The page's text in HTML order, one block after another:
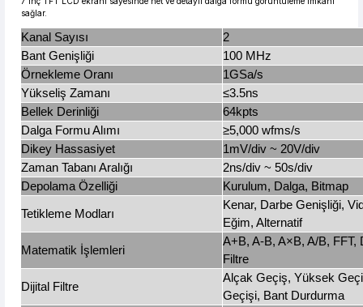
sağlar.
Kanal Sayısı
2
Bant Genişliği
100 MHz
Örnekleme Oranı
1GSa/s
Yükseliş Zamanı
≤3.5ns
Bellek Derinliği
64kpts
Dalga Formu Alımı
≥5,000 wfms/s
Dikey Hassasiyet
1mV/div ~ 20V/div
Zaman Tabanı Aralığı
2ns/div ~ 50s/div
Depolama Özelliği
Kurulum, Dalga, Bitmap
Tetikleme Modları
Kenar, Darbe Genişliği,
Eğim, Alternatif
Matematik İşlemleri
A+B, A-B, A×B, A/B, FFT,
Filtre
Dijital Filtre
Alçak Geçiş, Yüksek
Geçişi, Bant Durdurma